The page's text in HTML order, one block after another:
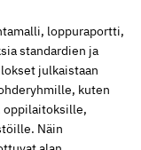
loppuraportti,
standardien ja
julkaistaan
kuten
oppilaitoksille,
Näin